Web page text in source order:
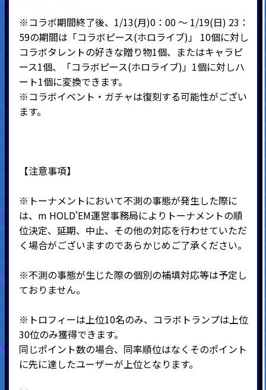
※コラボ期間終了後、1/13(月)0：00 ～ 1/19(日) 23：
59の期間は「コラボピース(ホロライブ)」 10個に対し
コラボタレントの好きな贈り物1個、またはキャラピ
ース1個、「コラボピース(ホロライブ)」1個に対しハ
ート1個に変換できます。
※コラボイベント・ガチャは復刻する可能性がござい
ます。
【注意事項】
※トーナメントにおいて不測の事態が発生した際に
は、m HOLD'EM運営事務局によりトーナメントの順
位決定、延期、中止、その他の対応を行わせていただ
く場合がございますのであらかじめご了承ください。
※不測の事態が生じた際の個別の補填対応等は予定し
ておりません。
※トロフィーは上位10名のみ、コラボトランプは上位
30位のみ獲得できます。
同じポイント数の場合、同率順位はなくそのポイント
に先に達したユーザーが上位となります。